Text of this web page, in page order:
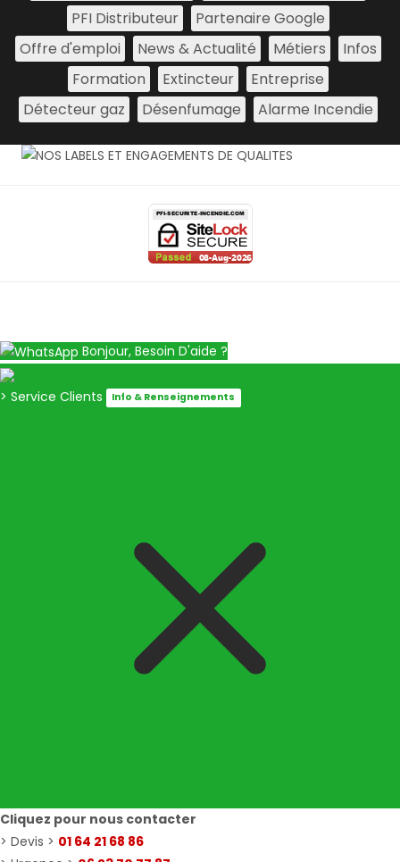
PFI Distributeur
Partenaire Google
Offre d'emploi
News & Actualité Métiers
Infos
Formation
Extincteur
Entreprise
Détecteur gaz
Désenfumage Alarme Incendie
Bonjour, Besoin D'aide ?
> Service Clients Info & Renseignements
Cliquez pour nous contacter
> Devis > 01 64 21 68 86